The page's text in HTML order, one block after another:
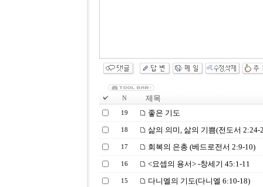
N 제목
19 좋은 기도
18 삶의 의미, 삶의 기쁨(전도서 2:24-
17 회복의 은총 (베드로전서 2:9-10)
16 <요셉의 용서> -창세기 45:1-11
15 다니엘의 기도(다니엘 6:10-18)